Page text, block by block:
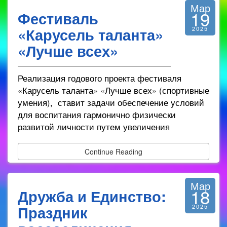
Фестиваль
«Карусель таланта»
«Лучше всех»
Мар
19
2025
Реализация годового проекта фестиваля
«Карусель таланта» «Лучше всех» (спортивные
умения), ставит задачи обеспечение условий
для воспитания гармонично физически
развитой личности путем увеличения
Continue Reading
Дружба и Единство:
Праздник
Мар
18
2025